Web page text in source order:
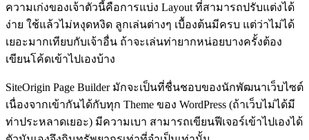
ความเก่งของเจ้าตัวนี้คือการแบ่ง Layout ที่สามารถปรับแต่งได้
ง่าย ใช้แล้วไม่หงุดหงิด ลูกเล่นต่างๆ เบื้องต้นมีครบ แต่ว่าไม่ได้
เยอะมากเทียบกับเจ้าอื่น ถ้าจะเล่นท่ายากหน่อยบางครั้งต้อง
เขียนโค้ดเข้าไปเองบ้าง
SiteOrigin Page Builder มักจะเป็นที่ชื่นชอบของนักพัฒนาเว็บไซต์
เนื่องจากเข้ากันได้กับทุก Theme ของ WordPress (ถ้าเว็บไม่ได้มี
ท่าประหลาดเยอะ) มีความเบา สามารถเขียนฟีเจอร์เข้าไปเองได้